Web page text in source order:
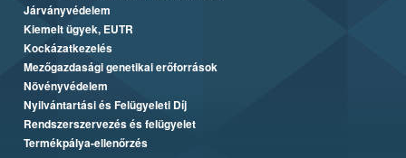
Járványvédelem
Kiemelt ügyek, EUTR
Kockázatkezelés
Mezőgazdasági genetikai erőforrások
Növényvédelem
Nyilvántartási és Felügyeleti Díj
Rendszerszervezés és felügyelet
Termékpálya-ellenőrzés